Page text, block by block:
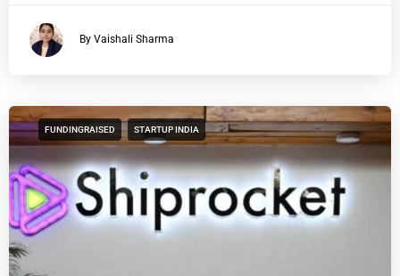
By Vaishali Sharma
FUNDINGRAISED STARTUP INDIA